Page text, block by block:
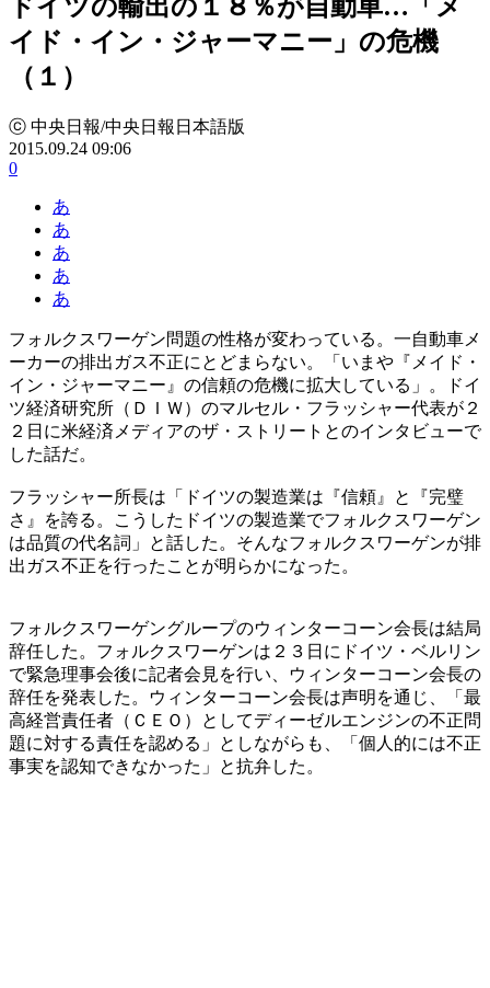
ドイツの輸出の１８％が自動車…「メ
イド・イン・ジャーマニー」の危機
（１）
ⓒ 中央日報/中央日報日本語版
2015.09.24 09:06
0
あ
あ
あ
あ
あ
フォルクスワーゲン問題の性格が変わっている。一自動車メ
ーカーの排出ガス不正にとどまらない。「いまや『メイド・
イン・ジャーマニー』の信頼の危機に拡大している」。ドイ
ツ経済研究所（ＤＩＷ）のマルセル・フラッシャー代表が２
２日に米経済メディアのザ・ストリートとのインタビューで
した話だ。
フラッシャー所長は「ドイツの製造業は『信頼』と『完璧
さ』を誇る。こうしたドイツの製造業でフォルクスワーゲン
は品質の代名詞」と話した。そんなフォルクスワーゲンが排
出ガス不正を行ったことが明らかになった。
フォルクスワーゲングループのウィンターコーン会長は結局
辞任した。フォルクスワーゲンは２３日にドイツ・ベルリン
で緊急理事会後に記者会見を行い、ウィンターコーン会長の
辞任を発表した。ウィンターコーン会長は声明を通じ、「最
高経営責任者（ＣＥＯ）としてディーゼルエンジンの不正問
題に対する責任を認める」としながらも、「個人的には不正
事実を認知できなかった」と抗弁した。